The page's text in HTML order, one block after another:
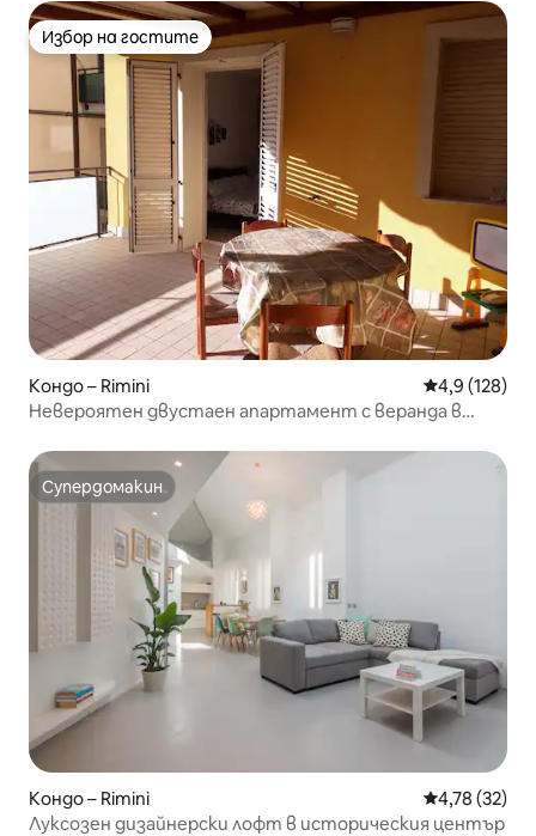
Избор на гостите
Избор на гостите
Кондо – Rimini Средна
4,9 (128)
Невероятен двустаен апартамент с веранда в
Супердомакин
Супердомакин
Кондо – Rimini Средна
4,78 (32)
Луксозен дизайнерски лофт в историческия център